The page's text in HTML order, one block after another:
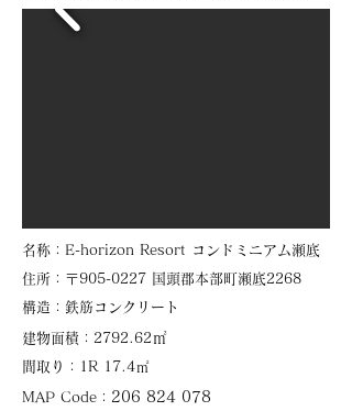
​名称：E-horizon Resort コンドミニアム瀬底
​住所： 〒905-0227 国頭郡本部町瀬底2268
​構造：鉄筋コンクリート
建物面積：2792.62㎡
​間取り：1R 17.4㎡
​MAP Code： 206 824 078